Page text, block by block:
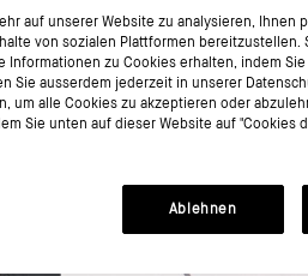
auf unserer Website zu analysieren, Ihnen
von sozialen Plattformen bereitzustellen.
zu Cookies erhalten, indem
Sie ausserdem jederzeit in unserer
um alle Cookies zu akzeptieren oder
Sie unten auf dieser Website auf "Cookies
Ablehnen